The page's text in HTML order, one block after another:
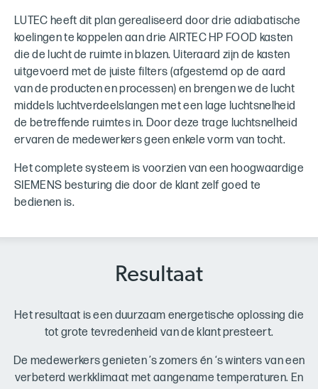
LUTEC heeft dit plan gerealiseerd door drie adiabatische
koelingen te koppelen aan drie AIRTEC HP FOOD kasten
die de lucht de ruimte in blazen. Uiteraard zijn de kasten
uitgevoerd met de juiste filters (afgestemd op de aard
van de producten en processen) en brengen we de lucht
middels luchtverdeelslangen met een lage luchtsnelheid
de betreffende ruimtes in. Door deze trage luchtsnelheid
ervaren de medewerkers geen enkele vorm van tocht.
Het complete systeem is voorzien van een hoogwaardige
SIEMENS besturing die door de klant zelf goed te
bedienen is.
Resultaat
Het resultaat is een duurzaam energetische oplossing die
tot grote tevredenheid van de klant presteert.
De medewerkers genieten ’s zomers én ‘s winters van een
verbeterd werkklimaat met aangename temperaturen. En